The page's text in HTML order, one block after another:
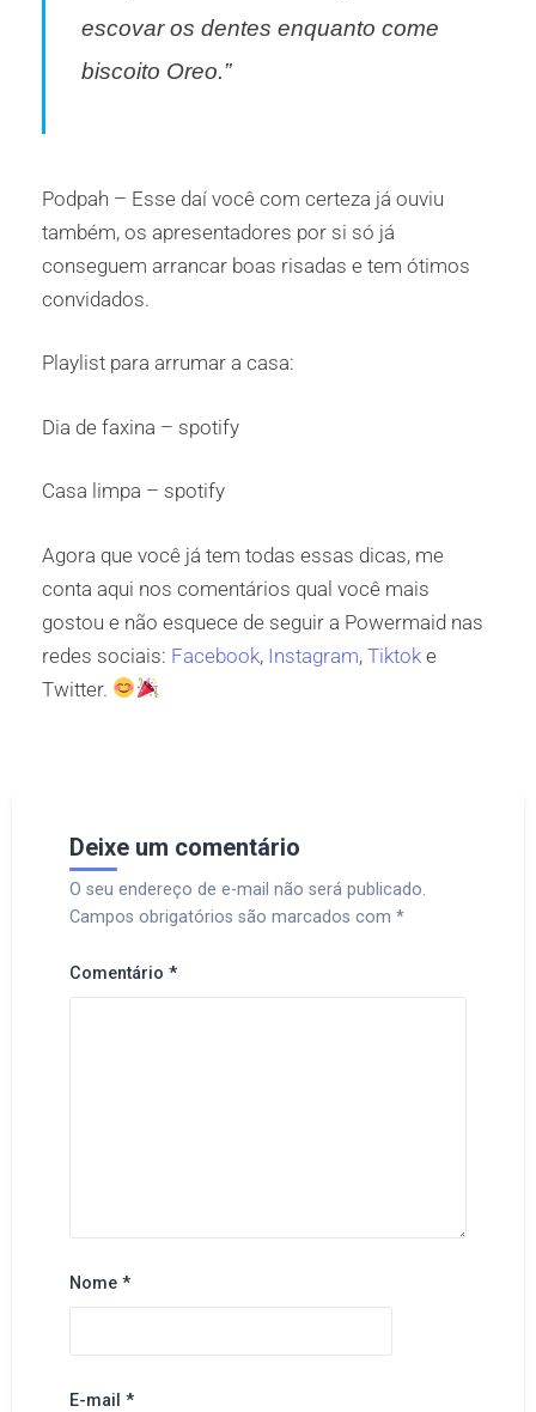
escovar os dentes enquanto come
biscoito Oreo.”
Podpah – Esse daí você com certeza já ouviu
também, os apresentadores por si só já
conseguem arrancar boas risadas e tem ótimos
convidados.
Playlist para arrumar a casa:
Dia de faxina – spotify
Casa limpa – spotify
Agora que você já tem todas essas dicas, me
conta aqui nos comentários qual você mais
gostou e não esquece de seguir a Powermaid nas
redes sociais: Facebook, Instagram, Tiktok e
Twitter.
Deixe um comentário
O seu endereço de e-mail não será publicado.
Campos obrigatórios são marcados com *
Comentário *
Nome *
E-mail *